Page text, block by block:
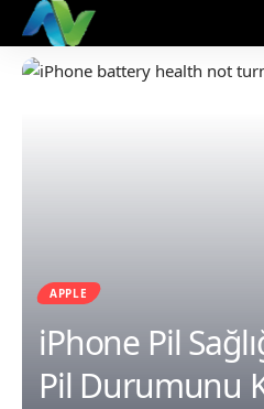
APPLE
iPhone Pil
Pil Durumunu